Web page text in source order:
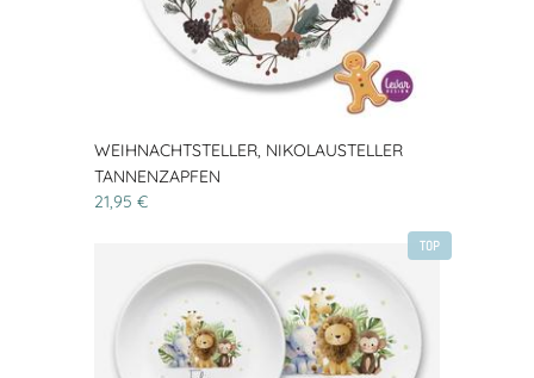
WEIHNACHTSTELLER, NIKOLAUSTELLER
TANNENZAPFEN
21,95 €
TOP